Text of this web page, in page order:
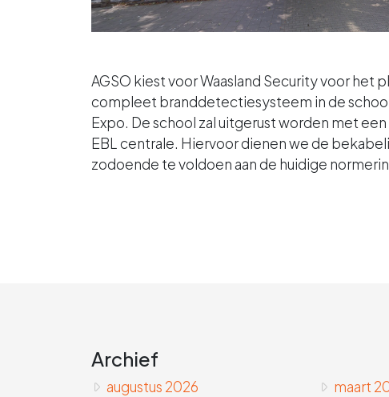
AGSO kiest voor Waasland Security voor het
compleet branddetectiesysteem in de
Expo. De school zal uitgerust worden met een
EBL centrale. Hiervoor dienen we de
zodoende te voldoen aan de huidige
Archief
augustus 2026
maart